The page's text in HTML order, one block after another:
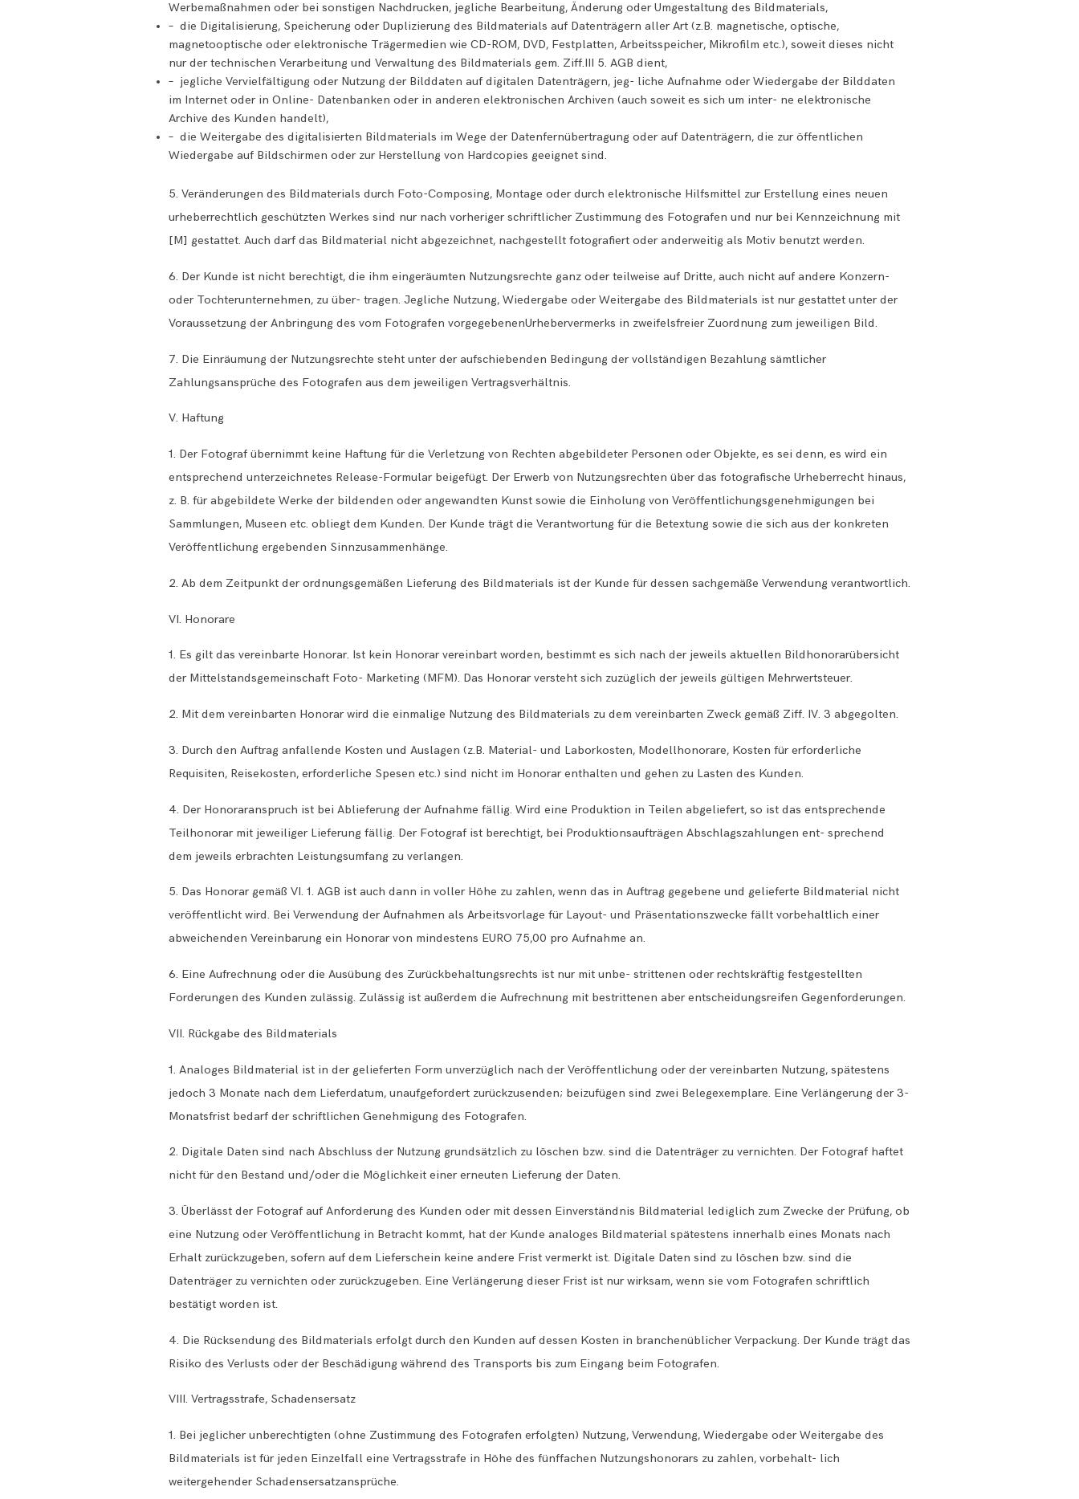
Werbemaßnahmen oder bei sonstigen Nachdrucken, jegliche Bearbeitung, Änderung oder Umgestaltung des Bildmaterials,
– die Digitalisierung, Speicherung oder Duplizierung des Bildmaterials auf Datenträgern aller Art (z.B. magnetische, optische,
magnetooptische oder elektronische Trägermedien wie CD-ROM, DVD, Festplatten, Arbeitsspeicher, Mikrofilm etc.), soweit dieses nicht
nur der technischen Verarbeitung und Verwaltung des Bildmaterials gem. Ziff.III 5. AGB dient,
– jegliche Vervielfältigung oder Nutzung der Bilddaten auf digitalen Datenträgern, jeg- liche Aufnahme oder Wiedergabe der Bilddaten
im Internet oder in Online- Datenbanken oder in anderen elektronischen Archiven (auch soweit es sich um inter- ne elektronische
Archive des Kunden handelt),
– die Weitergabe des digitalisierten Bildmaterials im Wege der Datenfernübertragung oder auf Datenträgern, die zur öffentlichen
Wiedergabe auf Bildschirmen oder zur Herstellung von Hardcopies geeignet sind.
5. Veränderungen des Bildmaterials durch Foto-Composing, Montage oder durch elektronische Hilfsmittel zur Erstellung eines neuen
urheberrechtlich geschützten Werkes sind nur nach vorheriger schriftlicher Zustimmung des Fotografen und nur bei Kennzeichnung mit
[M] gestattet. Auch darf das Bildmaterial nicht abgezeichnet, nachgestellt fotografiert oder anderweitig als Motiv benutzt werden.
6. Der Kunde ist nicht berechtigt, die ihm eingeräumten Nutzungsrechte ganz oder teilweise auf Dritte, auch nicht auf andere Konzern-
oder Tochterunternehmen, zu über- tragen. Jegliche Nutzung, Wiedergabe oder Weitergabe des Bildmaterials ist nur gestattet unter der
Voraussetzung der Anbringung des vom Fotografen vorgegebenenUrhebervermerks in zweifelsfreier Zuordnung zum jeweiligen Bild.
7. Die Einräumung der Nutzungsrechte steht unter der aufschiebenden Bedingung der vollständigen Bezahlung sämtlicher
Zahlungsansprüche des Fotografen aus dem jeweiligen Vertragsverhältnis.
V. Haftung
1. Der Fotograf übernimmt keine Haftung für die Verletzung von Rechten abgebildeter Personen oder Objekte, es sei denn, es wird ein
entsprechend unterzeichnetes Release-Formular beigefügt. Der Erwerb von Nutzungsrechten über das fotografische Urheberrecht hinaus,
z. B. für abgebildete Werke der bildenden oder angewandten Kunst sowie die Einholung von Veröffentlichungsgenehmigungen bei
Sammlungen, Museen etc. obliegt dem Kunden. Der Kunde trägt die Verantwortung für die Betextung sowie die sich aus der konkreten
Veröffentlichung ergebenden Sinnzusammenhänge.
2. Ab dem Zeitpunkt der ordnungsgemäßen Lieferung des Bildmaterials ist der Kunde für dessen sachgemäße Verwendung verantwortlich.
VI. Honorare
1. Es gilt das vereinbarte Honorar. Ist kein Honorar vereinbart worden, bestimmt es sich nach der jeweils aktuellen Bildhonorarübersicht
der Mittelstandsgemeinschaft Foto- Marketing (MFM). Das Honorar versteht sich zuzüglich der jeweils gültigen Mehrwertsteuer.
2. Mit dem vereinbarten Honorar wird die einmalige Nutzung des Bildmaterials zu dem vereinbarten Zweck gemäß Ziff. IV. 3 abgegolten.
3. Durch den Auftrag anfallende Kosten und Auslagen (z.B. Material- und Laborkosten, Modellhonorare, Kosten für erforderliche
Requisiten, Reisekosten, erforderliche Spesen etc.) sind nicht im Honorar enthalten und gehen zu Lasten des Kunden.
4. Der Honoraranspruch ist bei Ablieferung der Aufnahme fällig. Wird eine Produktion in Teilen abgeliefert, so ist das entsprechende
Teilhonorar mit jeweiliger Lieferung fällig. Der Fotograf ist berechtigt, bei Produktionsaufträgen Abschlagszahlungen ent- sprechend
dem jeweils erbrachten Leistungsumfang zu verlangen.
5. Das Honorar gemäß VI. 1. AGB ist auch dann in voller Höhe zu zahlen, wenn das in Auftrag gegebene und gelieferte Bildmaterial nicht
veröffentlicht wird. Bei Verwendung der Aufnahmen als Arbeitsvorlage für Layout- und Präsentationszwecke fällt vorbehaltlich einer
abweichenden Vereinbarung ein Honorar von mindestens EURO 75,00 pro Aufnahme an.
6. Eine Aufrechnung oder die Ausübung des Zurückbehaltungsrechts ist nur mit unbe- strittenen oder rechtskräftig festgestellten
Forderungen des Kunden zulässig. Zulässig ist außerdem die Aufrechnung mit bestrittenen aber entscheidungsreifen Gegenforderungen.
VII. Rückgabe des Bildmaterials
1. Analoges Bildmaterial ist in der gelieferten Form unverzüglich nach der Veröffentlichung oder der vereinbarten Nutzung, spätestens
jedoch 3 Monate nach dem Lieferdatum, unaufgefordert zurückzusenden; beizufügen sind zwei Belegexemplare. Eine Verlängerung der 3-
Monatsfrist bedarf der schriftlichen Genehmigung des Fotografen.
2. Digitale Daten sind nach Abschluss der Nutzung grundsätzlich zu löschen bzw. sind die Datenträger zu vernichten. Der Fotograf haftet
nicht für den Bestand und/oder die Möglichkeit einer erneuten Lieferung der Daten.
3. Überlässt der Fotograf auf Anforderung des Kunden oder mit dessen Einverständnis Bildmaterial lediglich zum Zwecke der Prüfung, ob
eine Nutzung oder Veröffentlichung in Betracht kommt, hat der Kunde analoges Bildmaterial spätestens innerhalb eines Monats nach
Erhalt zurückzugeben, sofern auf dem Lieferschein keine andere Frist vermerkt ist. Digitale Daten sind zu löschen bzw. sind die
Datenträger zu vernichten oder zurückzugeben. Eine Verlängerung dieser Frist ist nur wirksam, wenn sie vom Fotografen schriftlich
bestätigt worden ist.
4. Die Rücksendung des Bildmaterials erfolgt durch den Kunden auf dessen Kosten in branchenüblicher Verpackung. Der Kunde trägt das
Risiko des Verlusts oder der Beschädigung während des Transports bis zum Eingang beim Fotografen.
VIII. Vertragsstrafe, Schadensersatz
1. Bei jeglicher unberechtigten (ohne Zustimmung des Fotografen erfolgten) Nutzung, Verwendung, Wiedergabe oder Weitergabe des
Bildmaterials ist für jeden Einzelfall eine Vertragsstrafe in Höhe des fünffachen Nutzungshonorars zu zahlen, vorbehalt- lich
weitergehender Schadensersatzansprüche.